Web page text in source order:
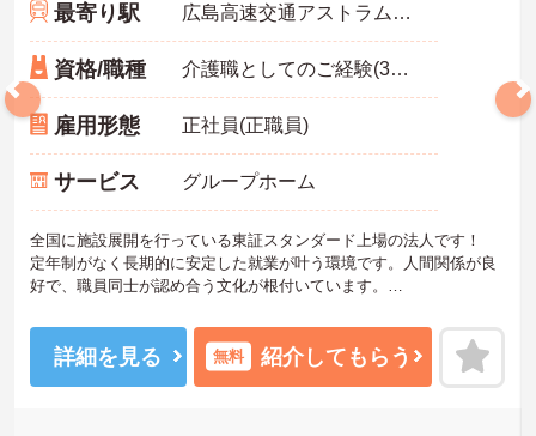
最寄り駅 広島高速交通アストラムライン「大原(広島)駅」徒歩1分
資格/職種 介護職としてのご経験(3年以上)あれ尚可
雇用形態 正社員(正職員)
サービス グループホーム
全国に施設展開を行っている東証スタンダード上場の法人です！
定年制がなく長期的に安定した就業が叶う環境です。人間関係が良
好で、職員同士が認め合う文化が根付いています。
しますのでお気軽にご相談ください！
詳細を見る 無料 紹介してもらう